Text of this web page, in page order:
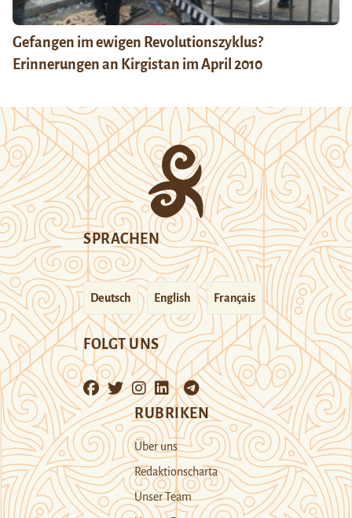
Gefangen im ewigen Revolutionszyklus?
Erinnerungen an Kirgistan im April 2010
SPRACHEN
Deutsch English Français
FOLGT UNS
RUBRIKEN
Über uns
Redaktionscharta
Unser Team